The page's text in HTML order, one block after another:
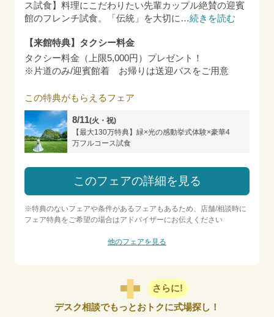
ス試食】料理にこだわりたい先輩カップル絶賛の迎賓
館のフレンチ試食。「伝統」を大切に…続きを読む
【来館特典】タクシー料金
タクシー料金（上限5,000円）プレゼント！
※片道のみ/迎賓館着 お帰りは送迎バスをご用意
この特典がもらえるフェア
8/11(火・祝)
【最大130万特典】緑×光の感動挙式体験×豪華4
万フルコース試食
このフェアの詳細を見る
※特典のないフェアや条件があるフェアもあるため、店舗/相談時に
フェア特典をご希望の場合はアドバイザーにお伝えください
他のフェアを見る
さらに!
デスク相談でもっとおトクに式場探し！